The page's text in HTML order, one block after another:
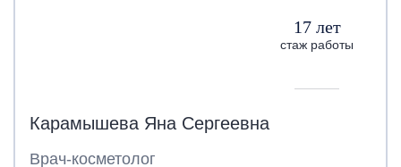
17 лет
стаж работы
Карамышева Яна Сергеевна
Врач-косметолог